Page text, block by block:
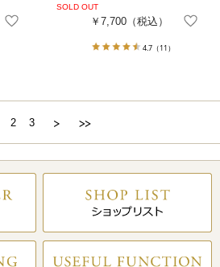
￥7,700（税込）
4.7（11）
2 3